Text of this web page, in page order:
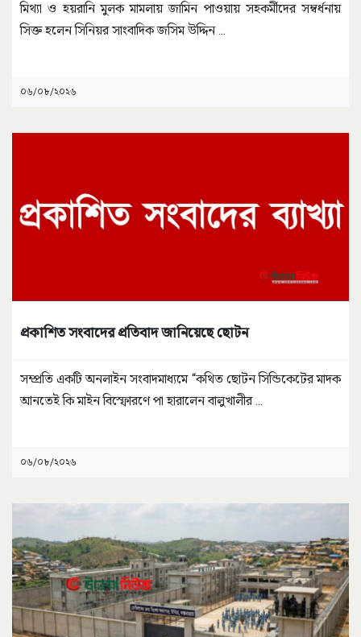
মিথ্যা ও হয়রানি মুলক মামলায় জামিন পাওয়ায় সহকর্মীদের সম্বর্ধনায়
সিক্ত হলেন সিনিয়র সাংবাদিক জসিম উদ্দিন...
০৬/০৮/২০২৬
প্রকাশিত সংবাদের প্রতিবাদ জানিয়েছে ছোটন
সম্প্রতি একটি অনলাইন সংবাদমাধ্যমে “কথিত ছোটন সিন্ডিকেটের মাদক
আনতেই কি মাইন বিস্ফোরণে পা হারালেন বালুখালীর...
০৬/০৮/২০২৬